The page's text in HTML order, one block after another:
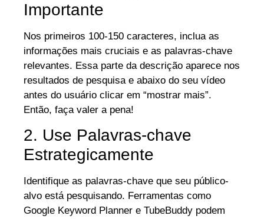
Importante
Nos primeiros 100-150 caracteres, inclua as
informações mais cruciais e as palavras-chave
relevantes. Essa parte da descrição aparece nos
resultados de pesquisa e abaixo do seu vídeo
antes do usuário clicar em “mostrar mais”.
Então, faça valer a pena!
2. Use Palavras-chave
Estrategicamente
Identifique as palavras-chave que seu público-
alvo está pesquisando. Ferramentas como
Google Keyword Planner e TubeBuddy podem